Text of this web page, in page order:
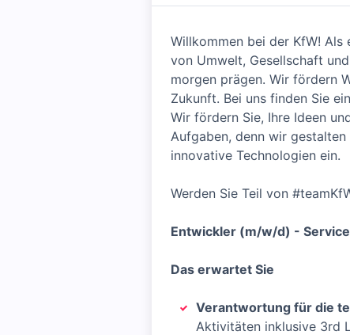
Willkommen bei der KfW!
von Umwelt, Gesellschaft
morgen prägen. Wir fördern
Zukunft. Bei uns finden Sie
Wir fördern Sie, Ihre Ideen
Aufgaben, denn wir
innovative Technologien ein.
Werden Sie Teil von
Entwickler (m/w/d) -
Das erwartet Sie
Verantwortung für die
Aktivitäten inklusive 3rd